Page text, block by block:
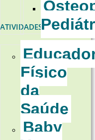
ATIVIDADES
Físico
da
Saúde
Baby